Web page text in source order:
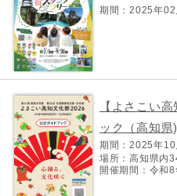
期間：2025年
【よさこい
ック（高知県)
期間：2025年
場所：高知県内
開催期間：令和